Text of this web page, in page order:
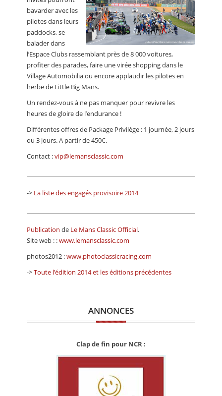
bavarder avec les
pilotes dans leurs
paddocks, se
balader dans
l’Espace Clubs rassemblant près de 8 000 voitures,
profiter des parades, faire une virée shopping dans le
Village Automobilia ou encore applaudir les pilotes en
herbe de Little Big Mans.
Un rendez-vous à ne pas manquer pour revivre les
heures de gloire de l’endurance !
Différentes offres de Package Privilège : 1 journée, 2 jours
ou 3 jours. A partir de 450€.
Contact :vip@lemansclassic.com
-> La liste des engagés provisoire 2014
Publication de Le Mans Classic Official.
Site web : :www.lemansclassic.com
photos2012 :www.photoclassicracing.com
->Toute l’édition 2014 et les éditions précédentes
ANNONCES
Clap de fin pour NCR :